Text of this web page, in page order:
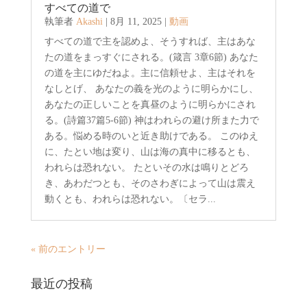
すべての道で
執筆者 Akashi| 8月 11, 2025| 動画
すべての道で主を認めよ、そうすれば、主はあな
たの道をまっすぐにされる。(箴言 3章6節) あなた
の道を主にゆだねよ。主に信頼せよ、主はそれを
なしとげ、 あなたの義を光のように明らかにし、
あなたの正しいことを真昼のように明らかにされ
る。(詩篇37篇5-6節) 神はわれらの避け所また力で
ある。悩める時のいと近き助けである。 このゆえ
に、たとい地は変り、山は海の真中に移るとも、
われらは恐れない。 たといその水は鳴りとどろ
き、あわだつとも、そのさわぎによって山は震え
動くとも、われらは恐れない。〔セラ...
« 前のエントリー
最近の投稿